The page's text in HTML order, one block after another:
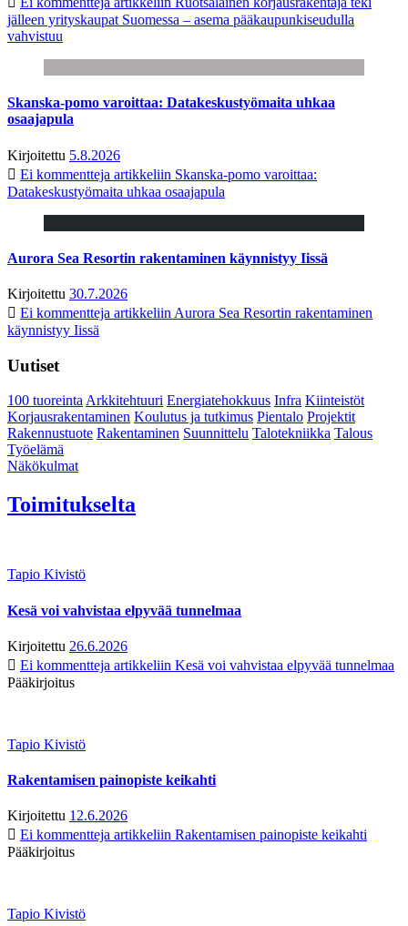
jälleen yrityskaupat Suomessa – asema pääkaupunkiseudulla
vahvistuu
Skanska-pomo varoittaa: Datakeskustyömaita uhkaa
osaajapula
Kirjoitettu 5.8.2026
Ei kommentteja artikkeliin Skanska-pomo varoittaa:
Datakeskustyömaita uhkaa osaajapula
Aurora Sea Resortin rakentaminen käynnistyy Iissä
Kirjoitettu 30.7.2026
Ei kommentteja artikkeliin Aurora Sea Resortin rakentaminen
käynnistyy Iissä
Uutiset
100 tuoreintaArkkitehtuuri Energiatehokkuus Infra Kiinteistöt
Korjausrakentaminen Koulutus ja tutkimus Pientalo Projektit
Rakennustuote Rakentaminen Suunnittelu Talotekniikka Talous
Työelämä
Näkökulmat
Toimitukselta
Tapio Kivistö
Kesä voi vahvistaa elpyvää tunnelmaa
Kirjoitettu 26.6.2026
Ei kommentteja artikkeliin Kesä voi vahvistaa elpyvää tunnelmaa
Pääkirjoitus
Tapio Kivistö
Rakentamisen painopiste keikahti
Kirjoitettu 12.6.2026
Ei kommentteja artikkeliin Rakentamisen painopiste keikahti
Pääkirjoitus
Tapio Kivistö